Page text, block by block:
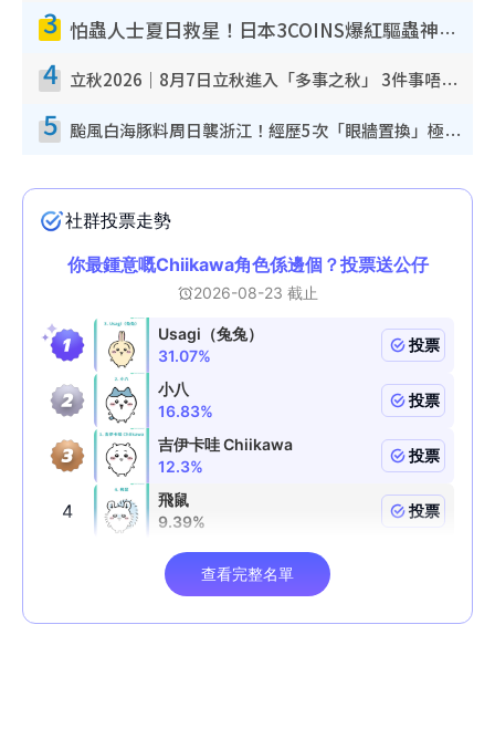
3 怕蟲人士夏日救星！日本3COINS爆紅驅蟲神器$45起 1招「全程免觸碰」輕鬆搞定小強
4 立秋2026｜8月7日立秋進入「多事之秋」 3件事唔做得！專家教6招開運 清枱頭／銀包納氣接好運
5 颱風白海豚料周日襲浙江！經歷5次「眼牆置換」極罕見 成登陸內地最長途颱風